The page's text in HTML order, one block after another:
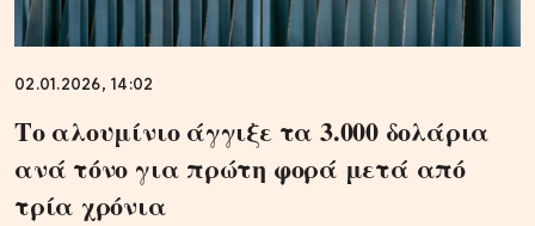
02.01.2026, 14:02
Το αλουμίνιο άγγιξε τα 3.000 δολάρια
ανά τόνο για πρώτη φορά μετά από
τρία χρόνια